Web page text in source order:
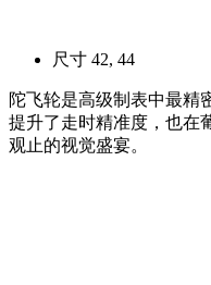
尺寸 42, 44
陀飞轮是高级制表中最精
提升了走时精准度，也在
观止的视觉盛宴。